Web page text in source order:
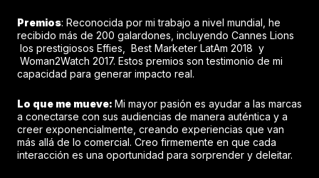
Premios: Reconocida por mi trabajo a nivel mundial, he
recibido más de 200 galardones, incluyendo Cannes Lions
los prestigiosos Effies, Best Marketer LatAm 2018 y
Woman2Watch 2017. Estos premios son testimonio de mi
capacidad para generar impacto real.
Lo que me mueve: Mi mayor pasión es ayudar a las marcas
a conectarse con sus audiencias de manera auténtica y a
creer exponencialmente, creando experiencias que van
más allá de lo comercial. Creo firmemente en que cada
interacción es una oportunidad para sorprender y deleitar.